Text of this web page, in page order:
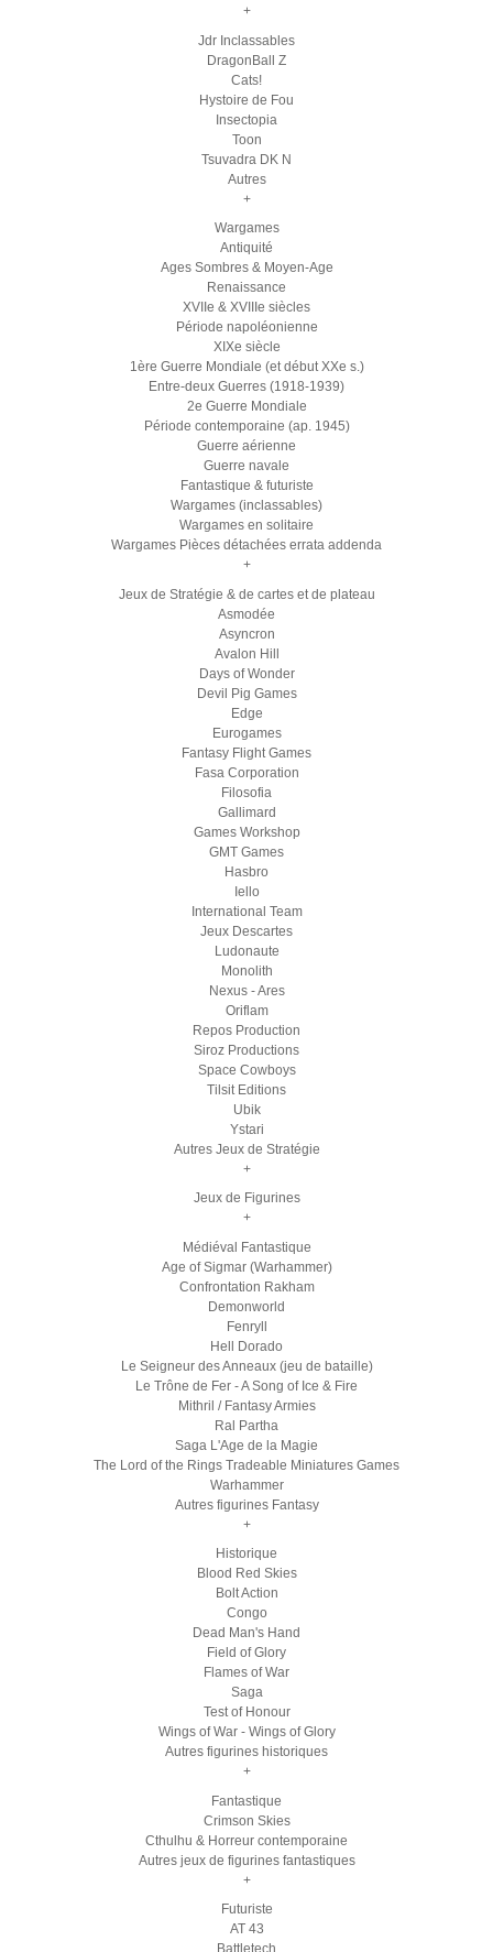
+
Jdr Inclassables
DragonBall Z
Cats!
Hystoire de Fou
Insectopia
Toon
Tsuvadra DK N
Autres
+
Wargames
Antiquité
Ages Sombres & Moyen-Age
Renaissance
XVIIe & XVIIIe siècles
Période napoléonienne
XIXe siècle
1ère Guerre Mondiale (et début XXe s.)
Entre-deux Guerres (1918-1939)
2e Guerre Mondiale
Période contemporaine (ap. 1945)
Guerre aérienne
Guerre navale
Fantastique & futuriste
Wargames (inclassables)
Wargames en solitaire
Wargames Pièces détachées errata addenda
+
Jeux de Stratégie & de cartes et de plateau
Asmodée
Asyncron
Avalon Hill
Days of Wonder
Devil Pig Games
Edge
Eurogames
Fantasy Flight Games
Fasa Corporation
Filosofia
Gallimard
Games Workshop
GMT Games
Hasbro
Iello
International Team
Jeux Descartes
Ludonaute
Monolith
Nexus - Ares
Oriflam
Repos Production
Siroz Productions
Space Cowboys
Tilsit Editions
Ubik
Ystari
Autres Jeux de Stratégie
+
Jeux de Figurines
+
Médiéval Fantastique
Age of Sigmar (Warhammer)
Confrontation Rakham
Demonworld
Fenryll
Hell Dorado
Le Seigneur des Anneaux (jeu de bataille)
Le Trône de Fer - A Song of Ice & Fire
Mithril / Fantasy Armies
Ral Partha
Saga L'Age de la Magie
The Lord of the Rings Tradeable Miniatures Games
Warhammer
Autres figurines Fantasy
+
Historique
Blood Red Skies
Bolt Action
Congo
Dead Man's Hand
Field of Glory
Flames of War
Saga
Test of Honour
Wings of War - Wings of Glory
Autres figurines historiques
+
Fantastique
Crimson Skies
Cthulhu & Horreur contemporaine
Autres jeux de figurines fantastiques
+
Futuriste
AT 43
Battletech